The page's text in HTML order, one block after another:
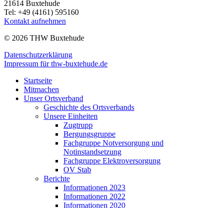
21614 Buxtehude
Tel: +49 (4161) 595160
Kontakt aufnehmen
© 2026 THW Buxtehude
Datenschutzerklärung
Impressum für thw-buxtehude.de
Startseite
Mitmachen
Unser Ortsverband
Geschichte des Ortsverbands
Unsere Einheiten
Zugtrupp
Bergungsgruppe
Fachgruppe Notversorgung und
Notinstandsetzung
Fachgruppe Elektroversorgung
OV Stab
Berichte
Informationen 2023
Informationen 2022
Informationen 2020